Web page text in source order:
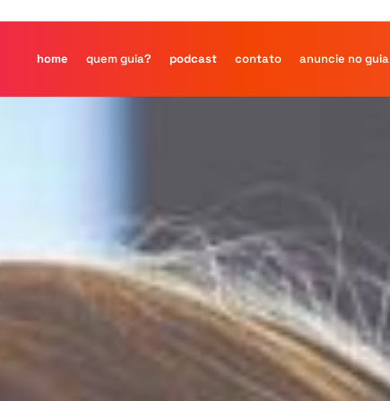
home quem guia? podcast contato anuncie no guia